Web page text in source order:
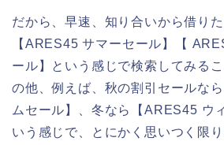
だから、早速、知り合いから借り
【ARES45 サマーセール】【
ール】という感じで検索してみる
の他、例えば、秋の割引セールな
ムセール】、冬なら【ARES45 ウ
いう感じで、とにかく思いつく限